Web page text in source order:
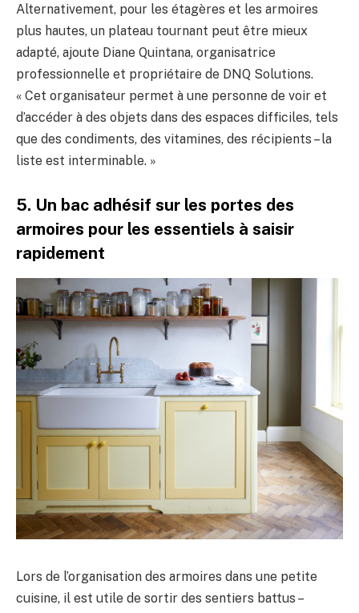
Alternativement, pour les étagères et les armoires
plus hautes, un plateau tournant peut être mieux
adapté, ajoute Diane Quintana, organisatrice
professionnelle et propriétaire de DNQ Solutions.
« Cet organisateur permet à une personne de voir et
d’accéder à des objets dans des espaces difficiles, tels
que des condiments, des vitamines, des récipients – la
liste est interminable. »
5. Un bac adhésif sur les portes des
armoires pour les essentiels à saisir
rapidement
Lors de l’organisation des armoires dans une petite
cuisine, il est utile de sortir des sentiers battus –